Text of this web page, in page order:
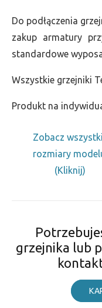
Do podłączenia
zakup armatury
standardowe
Wszystkie grzejniki
Produkt na
Zobacz
rozmiary
(Kliknij)
grzejnika lub